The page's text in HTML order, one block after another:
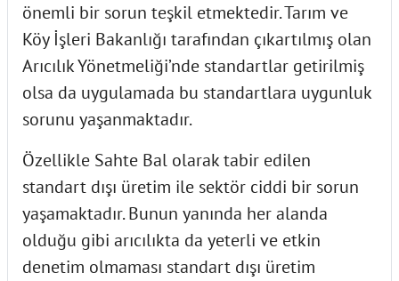
önemli bir sorun teşkil etmektedir. Tarım ve
Köy İşleri Bakanlığı tarafından çıkartılmış olan
Arıcılık Yönetmeliği’nde standartlar getirilmiş
olsa da uygulamada bu standartlara uygunluk
sorunu yaşanmaktadır.
Özellikle Sahte Bal olarak tabir edilen
standart dışı üretim ile sektör ciddi bir sorun
yaşamaktadır. Bunun yanında her alanda
olduğu gibi arıcılıkta da yeterli ve etkin
denetim olmaması standart dışı üretim